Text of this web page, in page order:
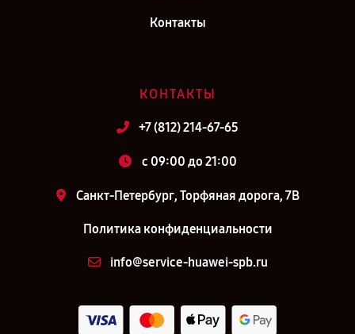
Контакты
КОНТАКТЫ
+7 (812) 214-67-65
c 09:00 до 21:00
Санкт-Петербург, Торфяная дорога, 7В
Политика конфиденциальности
info@service-huawei-spb.ru